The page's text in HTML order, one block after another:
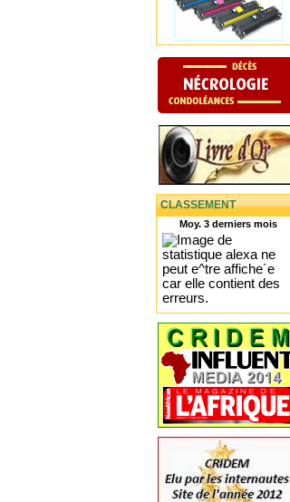
CLASSEMENT
Moy. 3 derniers mois